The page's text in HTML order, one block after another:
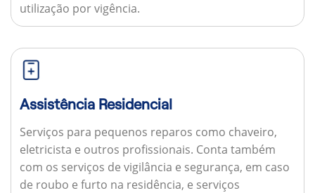
utilização por vigência.
Assistência Residencial
Serviços para pequenos reparos como chaveiro,
eletricista e outros profissionais. Conta também
com os serviços de vigilância e segurança, em caso
de roubo e furto na residência, e serviços